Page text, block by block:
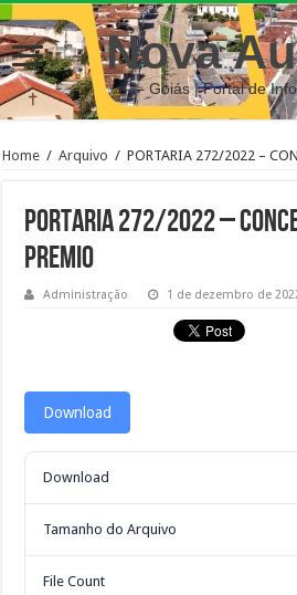
Nova
– Goiás | Portal de
Home / Arquivo / PORTARIA 272/2022 –
PORTARIA 272/2022 –
PREMIO
Administração 1 de dezembro de
Download
Download
Tamanho do Arquivo
File Count